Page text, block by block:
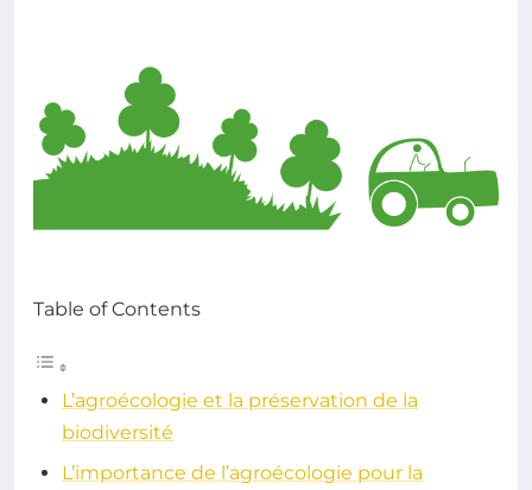
Table of Contents
L’agroécologie et la préservation de la
biodiversité
L’importance de l’agroécologie pour la